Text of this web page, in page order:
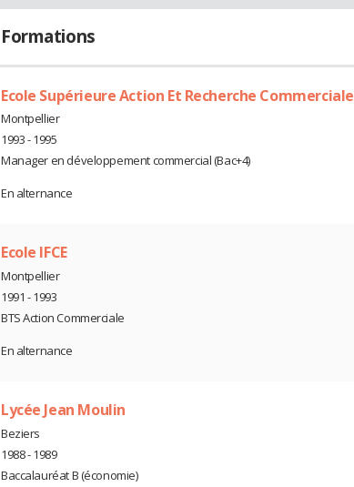
Formations
Ecole Supérieure Action Et Recherche Commerciale
Montpellier
1993 - 1995
Manager en développement commercial (Bac+4)
En alternance
Ecole IFCE
Montpellier
1991 - 1993
BTS Action Commerciale
En alternance
Lycée Jean Moulin
Beziers
1988 - 1989
Baccalauréat B (économie)